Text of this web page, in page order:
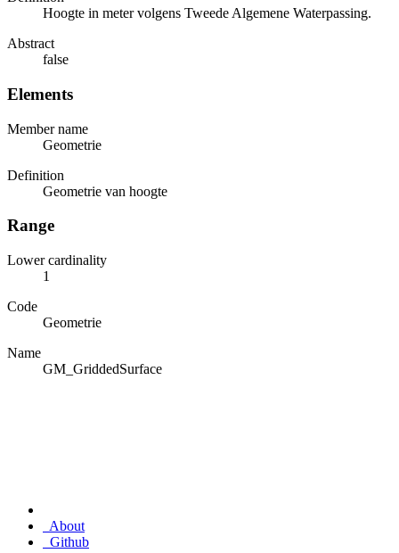
Hoogte in meter volgens Tweede Algemene Waterpassing.
Abstract
false
Elements
Member name
Geometrie
Definition
Geometrie van hoogte
Range
Lower cardinality
1
Code
Geometrie
Name
GM_GriddedSurface
About
Github